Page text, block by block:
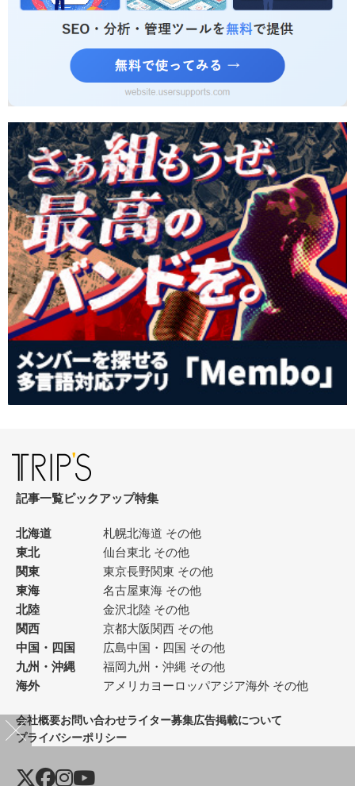
記事一覧ピックアップ特集
北海道 札幌北海道 その他
東北
仙台東北 その他
関東
東京長野関東 その他
東海
名古屋東海 その他
北陸
金沢北陸 その他
関西
京都大阪関西 その他
中国・四国
広島中国・四国 その他
九州・沖縄
福岡九州・沖縄 その他
海外
アメリカ ヨーロッパアジア海外 その他
会社概要お問い合わせライター募集広告掲載について
プライバシーポリシー